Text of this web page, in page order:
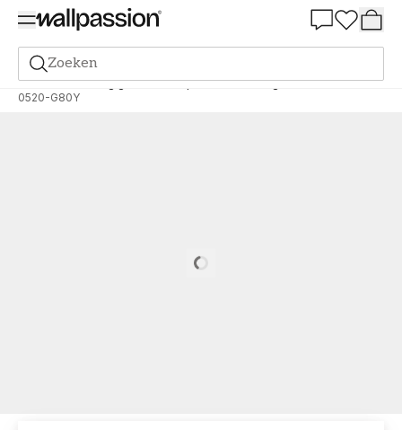
Zoeken
Verf Bestelling gebaseerd op NCS Bestelling door NCS
0520-G80Y